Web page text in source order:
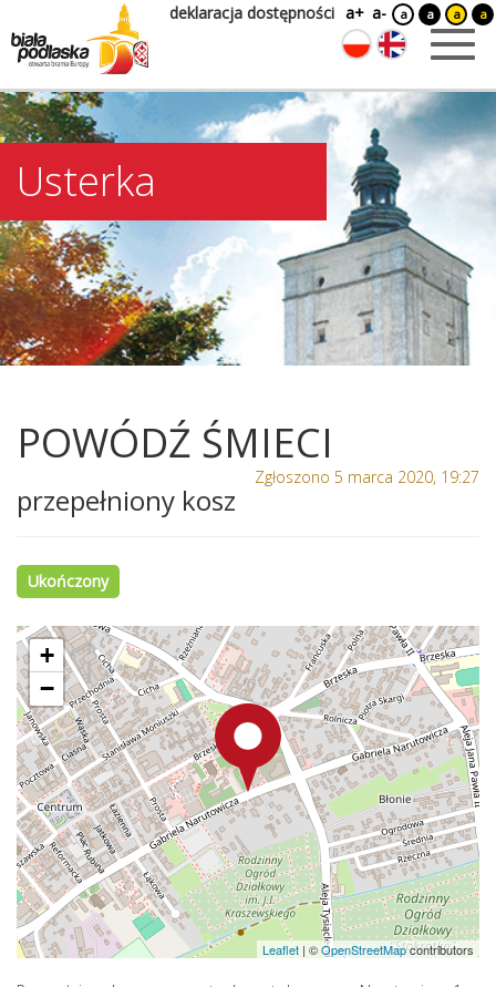
deklaracja dostępności a+ a- a a a a
Usterka
POWÓDŹ ŚMIECI
Zgłoszono 5 marca 2020, 19:27
przepełniony kosz
Ukończony
+
−
Leaflet | ©OpenStreetMapcontributors